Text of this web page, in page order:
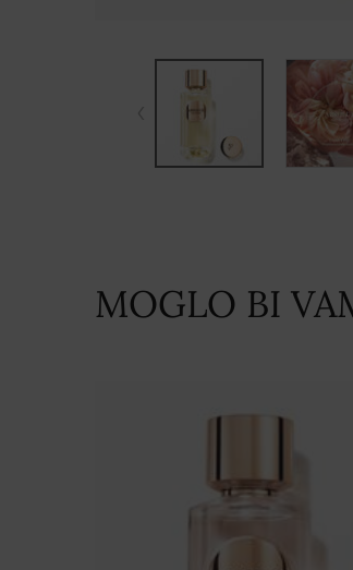
PDP Slot 1 SectionMOGLO BI